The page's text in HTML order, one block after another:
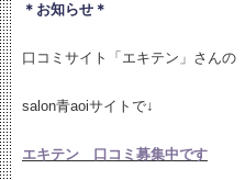
＊お知らせ＊
口コミサイト「エキテン」さんの
salon青aoiサイトで↓
エキテン 口コミ募集中です